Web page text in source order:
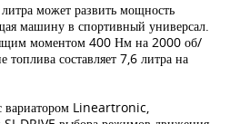
может развить мощность
машину в спортивный универсал.
моментом 400 Нм на 2000 об/
топлива составляет 7,6 литра на
с вариатором Lineartronic,